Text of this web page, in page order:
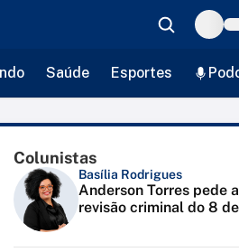
Saúde Esportes
Colunistas
Basília Rodrigues
Anderson Torres pede
revisão criminal do 8